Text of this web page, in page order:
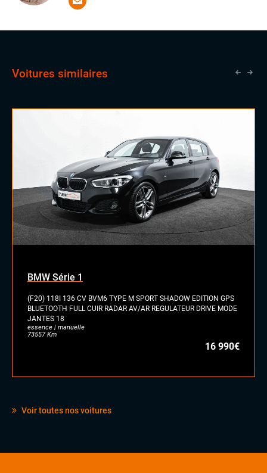
domaine. Il a la chance d'apprendre aux côtés de
vendeurs expérimentés, une opportunité qui lui ouvrira
commercial.
Voitures similaires
BMW Série 1
(F20) 118I 136 CV BVM6 TYPE M SPORT SHADOW EDITION GPS
BLUETOOTH FULL CUIR RADAR AV/AR REGULATEUR DRIVE MODE
JANTES 18
essence | manuelle
73557 Km
16 990€
Voir toutes nos voitures